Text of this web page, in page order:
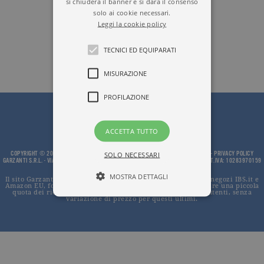
COPYRIGHT © 2002 - 2026, GARZANTI S.R.L. - PROPRIETÀ LETTERARIA RISERVATA - PRIVACY POLICY
GARZANTI S.R.L. - VIA GIUSEPPE PARINI, 14 - 20121 MILANO - TEL.0200623.201 - PART.IVA: 10283970159
Il sito Garzanti.it partecipa ai programmi di affiliazione dei negozi IBS.it e
Amazon EU, forme di accordo che consentono ai siti di recepire una piccola
quota dei ricavi sui prodotti linkati e poi acquistati dagli utenti, senza
variazione di prezzo per questi ultimi.
solo ai cookie necessari.
Leggi la cookie policy
TECNICI ED EQUIPARATI
MISURAZIONE
PROFILAZIONE
ACCETTA TUTTO
SOLO NECESSARI
MOSTRA DETTAGLI